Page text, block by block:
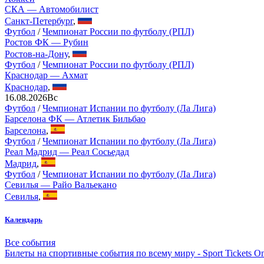
СКА — Автомобилист
Санкт-Петербург,
Футбол /Чемпионат России по футболу (РПЛ)
Ростов ФК — Рубин
Ростов-на-Дону,
Футбол /Чемпионат России по футболу (РПЛ)
Краснодар — Ахмат
Краснодар,
16.08.2026Вс
Футбол /Чемпионат Испании по футболу (Ла Лига)
Барселона ФК — Атлетик Бильбао
Барселона,
Футбол /Чемпионат Испании по футболу (Ла Лига)
Реал Мадрид — Реал Сосьедад
Мадрид,
Футбол /Чемпионат Испании по футболу (Ла Лига)
Севилья — Райо Вальекано
Севилья,
Календарь
Все события
Билеты на спортивные события по всему миру - Sport Tickets